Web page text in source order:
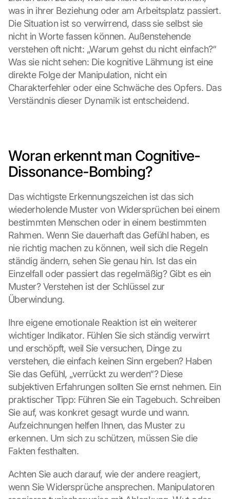
was in ihrer Beziehung oder am Arbeitsplatz passiert.
Die Situation ist so verwirrend, dass sie selbst sie
nicht in Worte fassen können. Außenstehende
verstehen oft nicht: „Warum gehst du nicht einfach?“
Was sie nicht sehen: Die kognitive Lähmung ist eine
direkte Folge der Manipulation, nicht ein
Charakterfehler oder eine Schwäche des Opfers. Das
Verständnis dieser Dynamik ist entscheidend.
Woran erkennt man Cognitive-
Dissonance-Bombing?
Das wichtigste Erkennungszeichen ist das sich
wiederholende Muster von Widersprüchen bei einem
bestimmten Menschen oder in einem bestimmten
Rahmen. Wenn Sie dauerhaft das Gefühl haben, es
nie richtig machen zu können, weil sich die Regeln
ständig ändern, sehen Sie genau hin. Ist das ein
Einzelfall oder passiert das regelmäßig? Gibt es ein
Muster? Verstehen ist der Schlüssel zur
Überwindung.
Ihre eigene emotionale Reaktion ist ein weiterer
wichtiger Indikator. Fühlen Sie sich ständig verwirrt
und erschöpft, weil Sie versuchen, Dinge zu
verstehen, die einfach keinen Sinn ergeben? Haben
Sie das Gefühl, „verrückt zu werden“? Diese
subjektiven Erfahrungen sollten Sie ernst nehmen. Ein
praktischer Tipp: Führen Sie ein Tagebuch. Schreiben
Sie auf, was konkret gesagt wurde und wann.
Aufzeichnungen helfen Ihnen, das Muster zu
erkennen. Um sich zu schützen, müssen Sie die
Fakten festhalten.
Achten Sie auch darauf, wie der andere reagiert,
wenn Sie Widersprüche ansprechen. Manipulatoren